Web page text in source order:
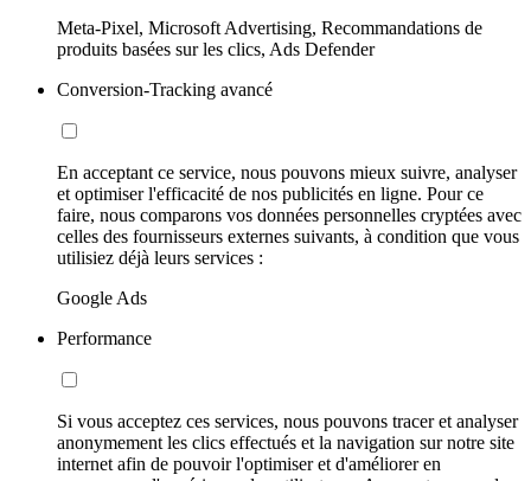
Meta-Pixel, Microsoft Advertising, Recommandations de
produits basées sur les clics, Ads Defender
Conversion-Tracking avancé
En acceptant ce service, nous pouvons mieux suivre, analyser
et optimiser l'efficacité de nos publicités en ligne. Pour ce
faire, nous comparons vos données personnelles cryptées avec
celles des fournisseurs externes suivants, à condition que vous
utilisiez déjà leurs services :
Google Ads
Performance
Si vous acceptez ces services, nous pouvons tracer et analyser
anonymement les clics effectués et la navigation sur notre site
internet afin de pouvoir l'optimiser et d'améliorer en